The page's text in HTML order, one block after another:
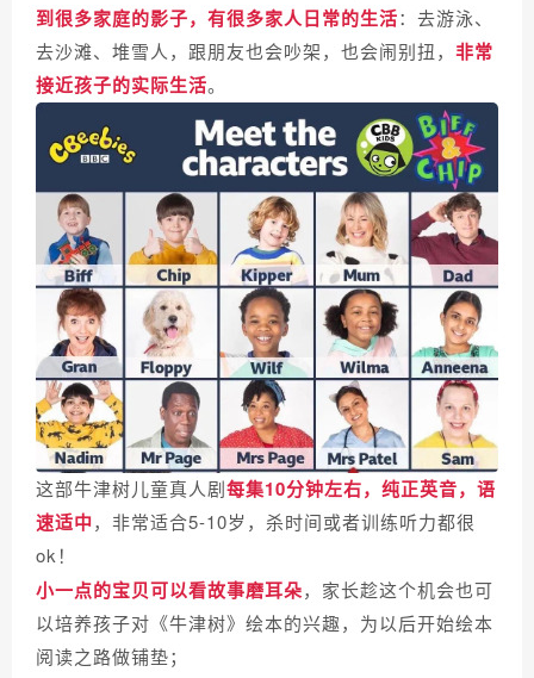
到很多家庭的影子，有很多家人日常的生活：去游泳、
去沙滩、堆雪人，跟朋友也会吵架，也会闹别扭， 非常
接近孩子的实际生活。
这部牛津树儿童真人剧每集10分钟左右，纯正英音，语
速适中，非常适合5-10岁，杀时间或者训练听力都很
ok！
小一点的宝贝可以看故事磨耳朵，家长趁这个机会也可
以培养孩子对《牛津树》绘本的兴趣，为以后开始绘本
阅读之路做铺垫；